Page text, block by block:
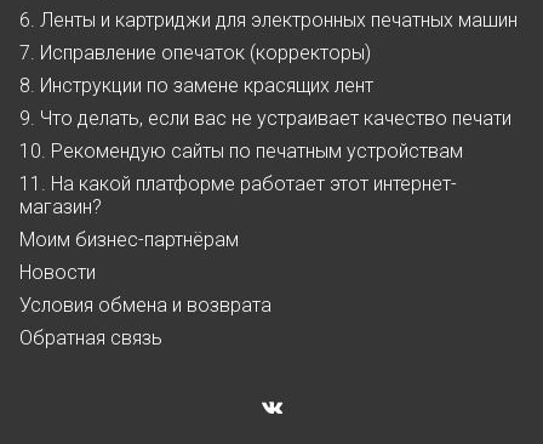
6. Ленты и картриджи для электронных печатных машин
7. Исправление опечаток (корректоры)
8. Инструкции по замене красящих лент
9. Что делать, если вас не устраивает качество печати
10. Рекомендую сайты по печатным устройствам
11. На какой платформе работает этот интернет-
магазин?
Моим бизнес-партнёрам
Новости
Условия обмена и возврата
Обратная связь